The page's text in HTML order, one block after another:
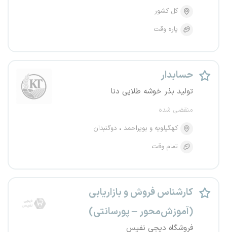
کل کشور
پاره وقت
حسابدار
تولید بذر خوشه طلایی دنا
منقضی شده
کهگیلویه و بویراحمد
دوگنبدان
تمام وقت
کارشناس فروش و بازاریابی
(آموزش‌محور – پورسانتی)
فروشگاه دیجی نفیس